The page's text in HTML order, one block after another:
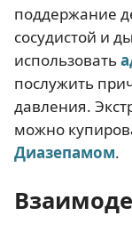
поддержание
сосудистой и
использовать
послужить
давления.
можно
Диазепамом.